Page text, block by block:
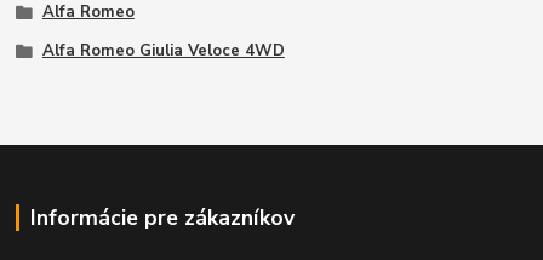
Alfa Romeo
Alfa Romeo Giulia Veloce 4WD
Informácie pre zákazníkov